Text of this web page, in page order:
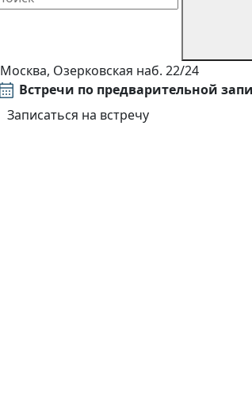
Москва, Озерковская наб. 22/24
Встречи по предварительной
Записаться на встречу